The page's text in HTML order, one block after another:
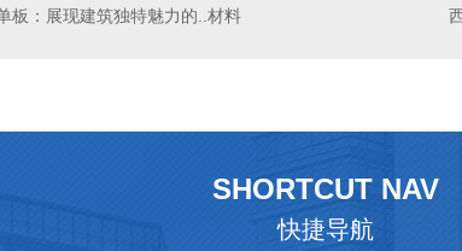
板：展现建筑独特魅力的..材料
SHORTCUT NAV
快捷导航